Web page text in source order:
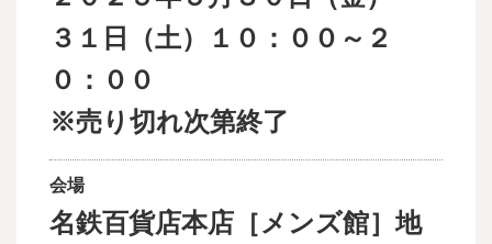
３１日（土）１０：００～２
０：００
※売り切れ次第終了
会場
名鉄百貨店本店［メンズ館］地